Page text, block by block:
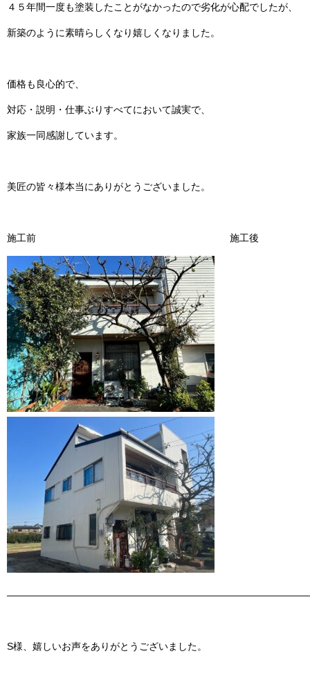
４５年間一度も塗装したことがなかったので劣化が心配でしたが、
新築のように素晴らしくなり嬉しくなりました。
価格も良心的で、
対応・説明・仕事ぶりすべてにおいて誠実で、
家族一同感謝しています。
美匠の皆々様本当にありがとうございました。
施工前 施工後
S様、嬉しいお声をありがとうございました。